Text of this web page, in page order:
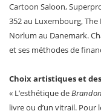
Cartoon Saloon,
352 au Luxembourg,
Norlum au Danemark.
et ses méthodes de
Choix artistiques et
« L’esthétique de
livre ou d’un vitrail. Pour